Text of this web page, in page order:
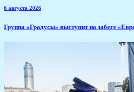
6 августа 2026
​Группа «Градусы» выступит на забеге